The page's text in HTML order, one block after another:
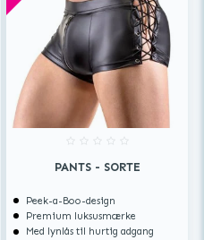
PANTS - SORTE
Peek-a-Boo-design
Premium luksusmærke
Med lynlås til hurtig adgang